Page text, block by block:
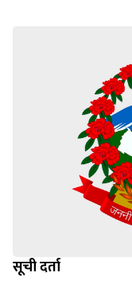
सूची दर्ता